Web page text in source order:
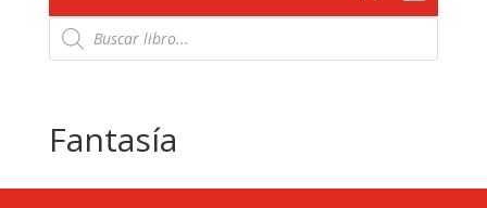
Búsqueda
de
productos
Fantasía